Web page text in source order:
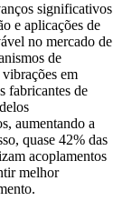
significativos
e aplicações de
no mercado de
de
em
fabricantes de
aumentando a
quase 42% das
acoplamentos
melhor